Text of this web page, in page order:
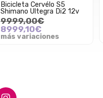
Bicicleta Cervélo S5
Shimano Ultegra Di2 12v
9999,00€
8999,10€
más variaciones